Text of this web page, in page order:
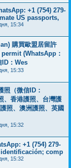
+1 (754) 279-
US passports,
15:34
購買歐盟居留許
(WhatsApp：
ID：Wes
15:33
照（微信ID：
、香港護照、台灣護
照、澳洲護照、英國
15:32
+1 (754) 279-
comp
15:32